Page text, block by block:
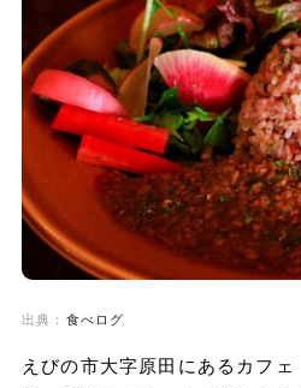
出典： 食べログ
えびの市大字原田にあるカフ